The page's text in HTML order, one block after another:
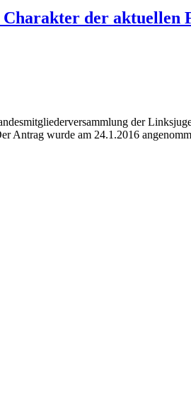
Charakter der aktuellen
der
Antrag wurde am 24.1.2016